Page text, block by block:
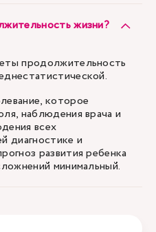
жизни?
продолжительность
которое
наблюдения врача и
всех
диагностике и
развития ребенка
минимальный.